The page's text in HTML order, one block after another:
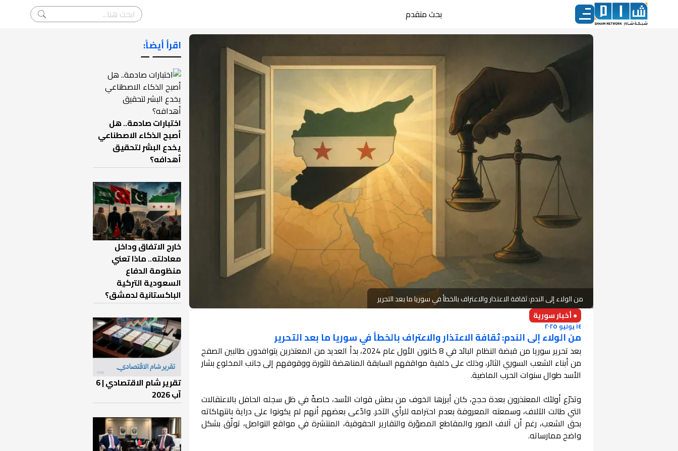
بحث متقدم
من الولاء إلى الندم: ثقافة الاعتذار والاعتراف بالخطأ في سوريا ما بعد التحرير
● أخبار سورية
١٤ يوليو ٢٠٢٥
من الولاء إلى الندم: ثقافة الاعتذار والاعتراف بالخطأ في سوريا ما بعد التحرير
بعد تحرير سوريا من قبضة النظام البائد في 8 كانون الأول عام 2024، بدأ العديد من المعتذرين يتوافدون طالبين الصفح
من أبناء الشعب السوري الثائر، وذلك على خلفية مواقفهم السابقة المناهضة للثورة ووقوفهم إلى جانب المخلوع بشار
الأسد طوال سنوات الحرب الماضية.
وتذرّع أولئك المعتذرون بعدة حجج، كان أبرزها الخوف من بطش قوات الأسد، خاصةً في ظل سجله الحافل بالاعتقالات
التي طالت الآلاف، وسمعته المعروفة بعدم احترامه للرأي الآخر. وادّعى بعضهم أنهم لم يكونوا على دراية بانتهاكاته
بحق الشعب، رغم أن آلاف الصور والمقاطع المصوّرة والتقارير الحقوقية، المنتشرة في مواقع التواصل، توثّق بشكل
واضح ممارساته.
اقرأ أيضاً:
ـــــــ ــ
اختبارات صادمة.. هل
أصبح الذكاء الاصطناعي
يخدع البشر لتحقيق
أهدافه؟
خارج الاتفاق وداخل
معادلته.. ماذا تعني
منظومة الدفاع
السعودية التركية
الباكستانية لدمشق؟
تقرير شام الاقتصادي | 6
آب 2026